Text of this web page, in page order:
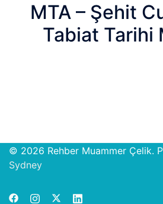
MTA – Şehit
Tabiat Tarihi
© 2026 Rehber Muammer Çelik.
Sydney